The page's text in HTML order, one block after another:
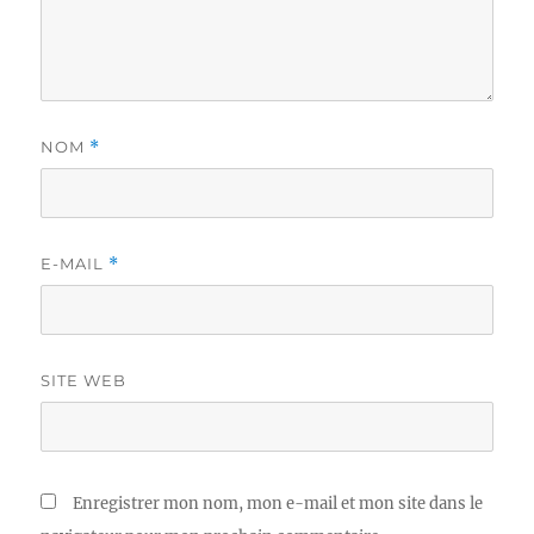
NOM *
E-MAIL *
SITE WEB
Enregistrer mon nom, mon e-mail et mon site dans le